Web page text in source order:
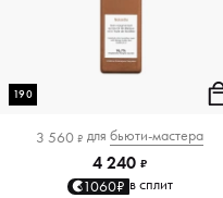
190
3 560 ₽ для бьюти-мастера
4 240 ₽
1060₽ в сплит